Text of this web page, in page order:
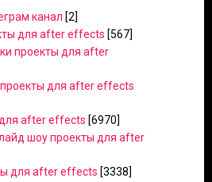
канал [2]
для after effects [567]
проекты для after
для after effects
after effects [6970]
шоу проекты для after
для after effects [3338]